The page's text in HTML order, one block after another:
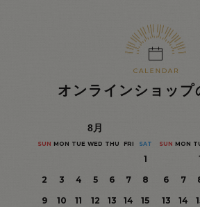
オンラインショップ
8月
SUN MON TUE WED THU FRI SAT
1
2
3 4 5 6 7
8
9
10 11 12 13 14
15
SUN MON
6
7
13
14